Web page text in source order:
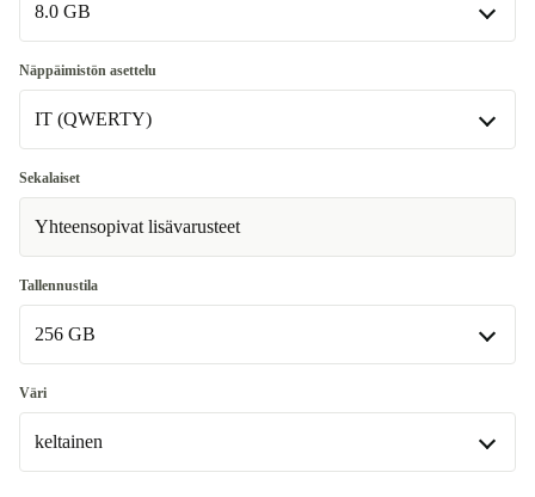
8.0 GB
8.0 GB
Saatavilla muissa konfiguraatioissa
16.0 GB
Näppäimistön asettelu
IT (QWERTY)
DE (QWERTZ)
ES (QWERTY)
FR (AZERTY)
IT (QWERTY)
International English (QWERTY)
Sekalaiset
Yhteensopivat lisävarusteet
Tallennustila
256 GB
256 GB
Saatavilla muissa konfiguraatioissa
512 GB
Väri
keltainen